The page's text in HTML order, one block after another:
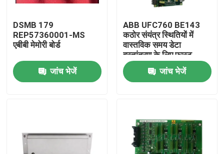
वीडियो
DSMB 179
REP57360001-MS
एबीबी मेमोरी बोर्ड
जांच भेजें
ABB UFC760 BE143
कठोर संयंत्र स्थितियों में
वास्तविक समय डेटा
हस्तांतरण के लिए फास्ट
कम्युनिकेशन बोर्ड
जांच भेजें